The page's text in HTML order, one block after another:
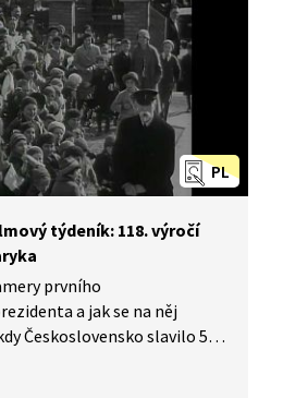
PL
týdeník: 118. výročí
prvního
a jak se na něj
Československo slavilo 50.